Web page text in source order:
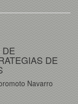
DE
Navarro